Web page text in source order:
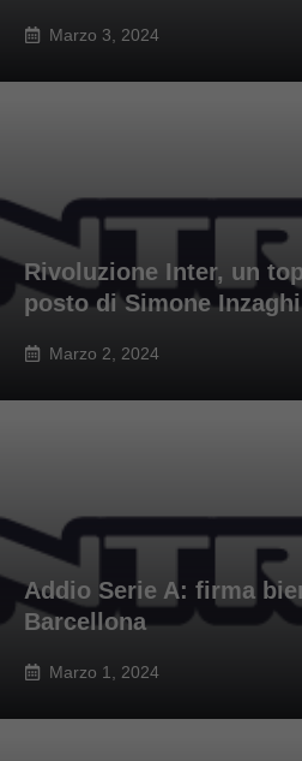
Marzo 3, 2024
Rivoluzione Inter, un
posto di Simone
Marzo 2, 2024
Addio Serie A: firma
Barcellona
Marzo 1, 2024